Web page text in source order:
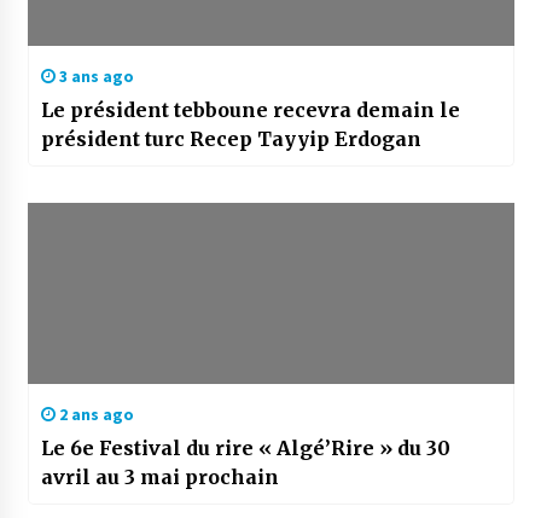
3 ans ago
Le président tebboune recevra demain le
président turc Recep Tayyip Erdogan
2 ans ago
Le 6e Festival du rire « Algé’Rire » du 30
avril au 3 mai prochain